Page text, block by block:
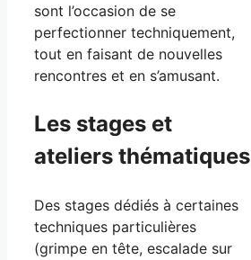
sont l’occasion de se
perfectionner techniquement,
tout en faisant de nouvelles
rencontres et en s’amusant.
Les stages et
ateliers thématiques
Des stages dédiés à certaines
techniques particulières
(grimpe en tête, escalade sur